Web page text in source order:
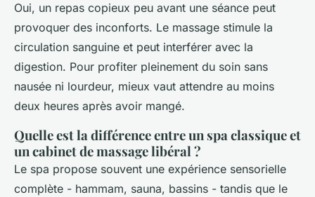
Oui, un repas copieux peu avant une séance peut
provoquer des inconforts. Le massage stimule la
circulation sanguine et peut interférer avec la
digestion. Pour profiter pleinement du soin sans
nausée ni lourdeur, mieux vaut attendre au moins
deux heures après avoir mangé.
Quelle est la différence entre un spa classique et
un cabinet de massage libéral ?
Le spa propose souvent une expérience sensorielle
complète - hammam, sauna, bassins - tandis que le